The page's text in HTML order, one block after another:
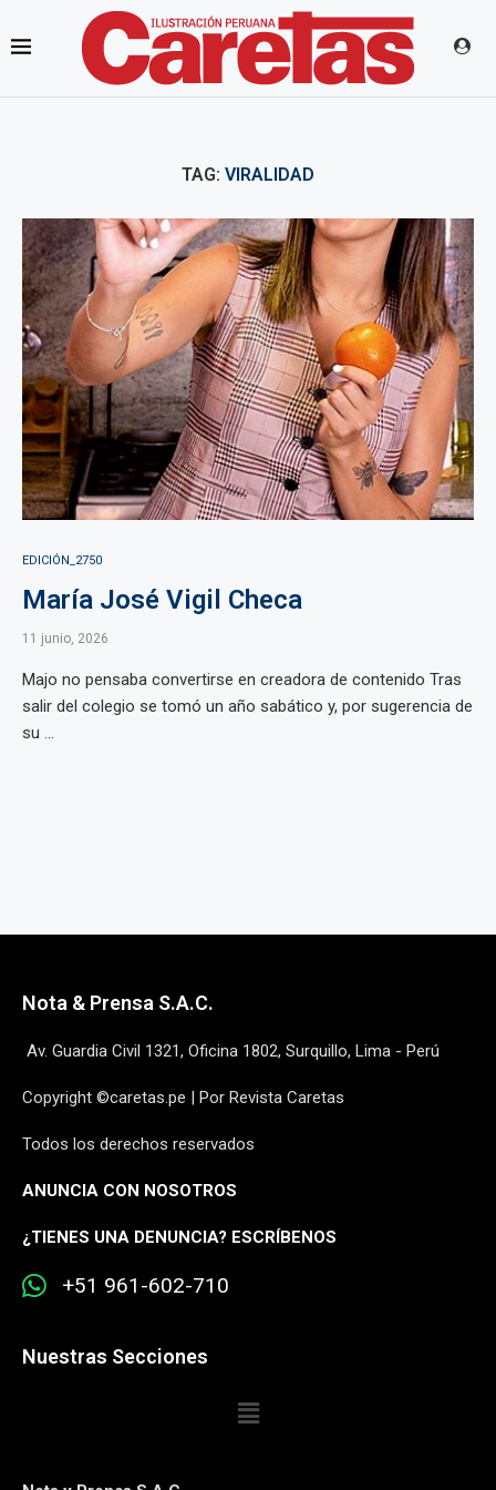
TAG: VIRALIDAD
EDICIÓN_2750
María José Vigil Checa
11 junio, 2026
Majo no pensaba convertirse en creadora de contenido Tras
salir del colegio se tomó un año sabático y, por sugerencia de
su ...
Nota & Prensa S.A.C.
Av. Guardia Civil 1321, Oficina 1802, Surquillo, Lima - Perú
Copyright ©caretas.pe | Por Revista Caretas
Todos los derechos reservados
ANUNCIA CON NOSOTROS
¿TIENES UNA DENUNCIA? ESCRÍBENOS
+51 961-602-710
Nuestras Secciones